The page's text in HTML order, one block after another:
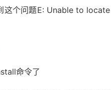
这个问题E: Unable to
命令了